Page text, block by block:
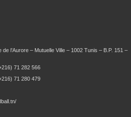
l’Aurore – Mutuelle Ville – 1002 Tunis – B.P. 151 –
71 282 566
71 280 479